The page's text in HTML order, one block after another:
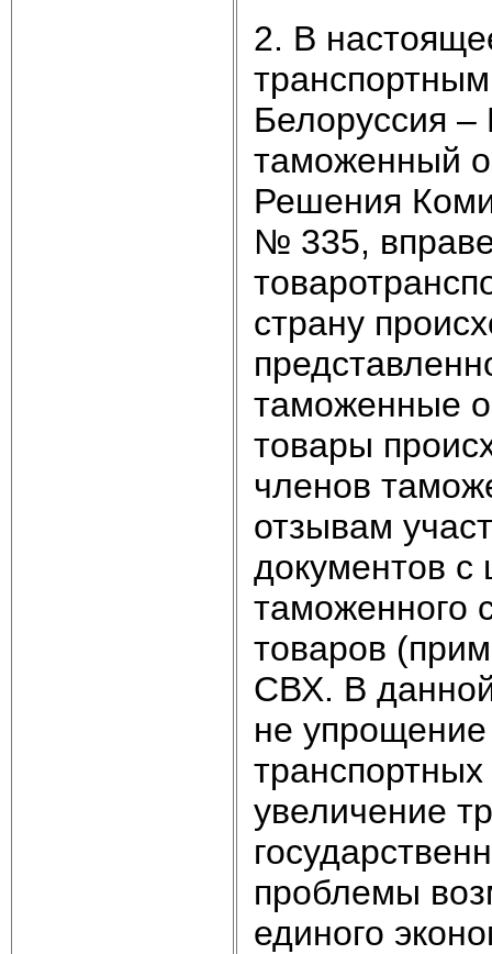
2. В
Белоруссия –
таможенный
Решения
№ 335,
страну
таможенные
товары
членов
отзывам
документов с
таможенного
товаров
СВХ. В
не
увеличение
проблемы
единого